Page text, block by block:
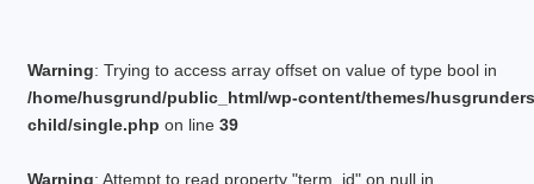
Warning: Trying to access array offset on value of type bool in
/home/husgrund/public_html/wp-content/themes/
child/single.php on line 39
Warning: Attempt to read property "term_id" on null in